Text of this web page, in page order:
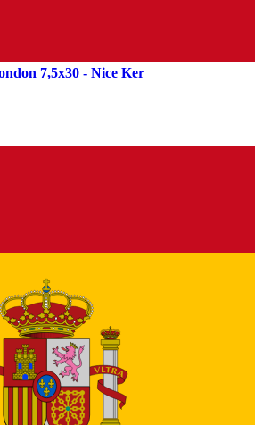
7,5x30 - Nice Ker